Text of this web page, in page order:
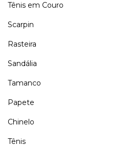
Tênis em Couro
Scarpin
Rasteira
Sandália
Tamanco
Papete
Chinelo
Tênis